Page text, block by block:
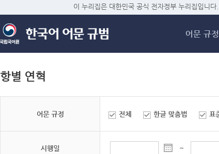
메
이 누리집은 대한민국 공식 전자정부 누리집입니다.
어문 규정
항별 연혁
어문 규정 전체 한글 맞춤법 표
시행일 ~